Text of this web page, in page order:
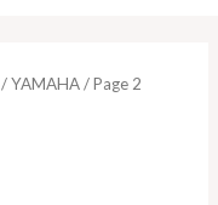
/YAMAHA/ Page 2